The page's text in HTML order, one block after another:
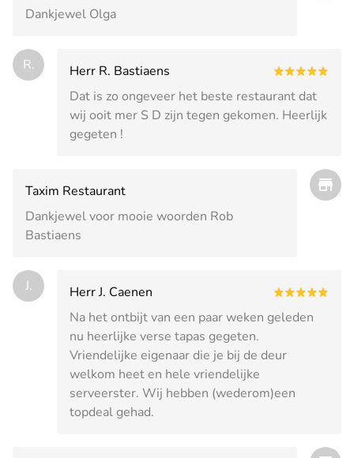
Dankjewel Olga
R.
Herr R. Bastiaens
Dat is zo ongeveer het beste restaurant dat
wij ooit mer S D zijn tegen gekomen. Heerlijk
gegeten !
Taxim Restaurant
Dankjewel voor mooie woorden Rob
Bastiaens
J.
Herr J. Caenen
Na het ontbijt van een paar weken geleden
nu heerlijke verse tapas gegeten.
Vriendelijke eigenaar die je bij de deur
welkom heet en hele vriendelijke
serveerster. Wij hebben (wederom)een
topdeal gehad.